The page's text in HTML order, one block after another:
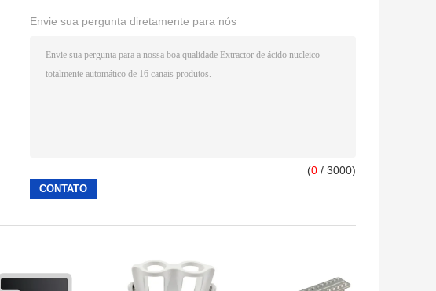
Envie sua pergunta diretamente para nós
(0 / 3000)